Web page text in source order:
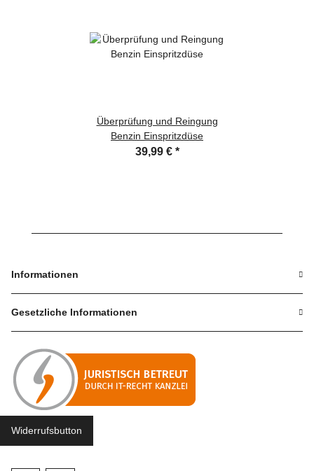
Überprüfung und Reingung
Benzin Einspritzdüse
39,99 € *
Informationen
Gesetzliche Informationen
Widerrufsbutton